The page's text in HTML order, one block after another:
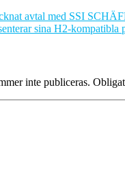
avtal med SSI
sina H2-
inte publiceras.